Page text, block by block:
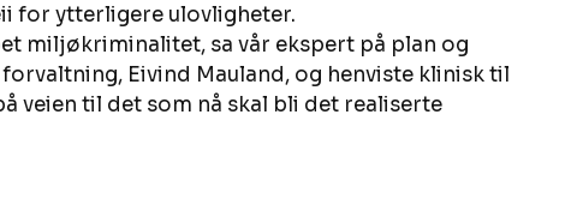
for ytterligere ulovligheter.
miljøkriminalitet, sa vår ekspert på plan og
Eivind Mauland, og henviste klinisk til
veien til det som nå skal bli det realiserte